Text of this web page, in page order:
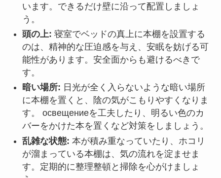
います。できるだけ壁に沿って配置しましょ
う。
頭の上: 寝室でベッドの真上に本棚を設置する
のは、精神的な圧迫感を与え、安眠を妨げる可
能性があります。安全面からも避けるべきで
す。
暗い場所: 日光が全く入らないような暗い場所
に本棚を置くと、陰の気がこもりやすくなりま
す。 освещениеを工夫したり、明るい色のカ
バーをかけた本を置くなど対策をしましょう。
乱雑な状態: 本が積み重なっていたり、ホコリ
が溜まっている本棚は、気の流れを淀ませま
す。定期的に整理整頓と掃除を心がけましょ